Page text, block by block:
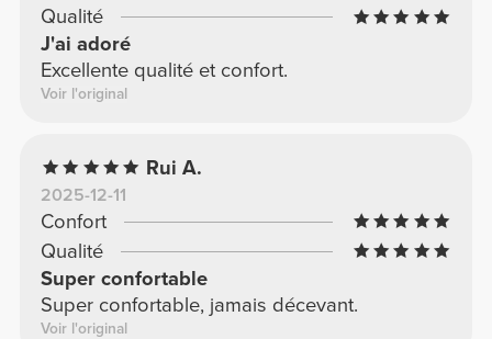
Qualité
J'ai adoré
Excellente qualité et confort.
Voir l'original
Rui A.
2025-12-11
Confort
Qualité
Super confortable
Super confortable, jamais décevant.
Voir l'original